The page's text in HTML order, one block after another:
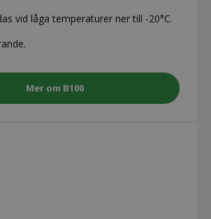
vid låga temperaturer ner till -20°C.
Mer om B100